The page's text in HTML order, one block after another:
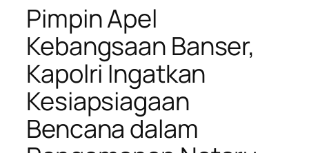
Pimpin Apel
Kebangsaan Banser,
Kapolri Ingatkan
Kesiapsiagaan
Bencana dalam